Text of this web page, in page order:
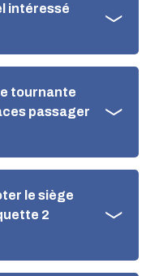
intéressé
tournante
passager
le siège
2